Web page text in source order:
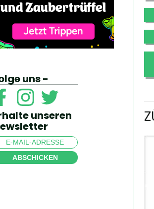
uns -
unseren
ABSCHICKEN